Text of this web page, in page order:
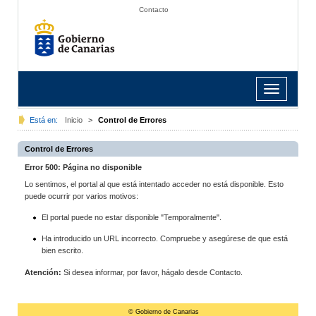
Contacto
Toggle
navigation
Está en: Inicio > Control de Errores
Control de Errores
Error 500: Página no disponible
Lo sentimos, el portal al que está intentado acceder no está disponible. Esto
puede ocurrir por varios motivos:
El portal puede no estar disponible "Temporalmente".
Ha introducido un URL incorrecto. Compruebe y asegúrese de que está
bien escrito.
Atención: Si desea informar, por favor, hágalo desde Contacto.
© Gobierno de Canarias